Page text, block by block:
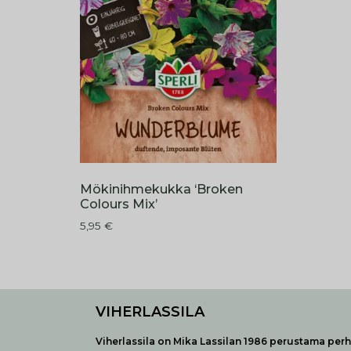
Mökinihmekukka ‘Broken
Colours Mix’
5,95 €
VIHERLASSILA
Viherlassila on Mika Lassilan 1986 perustama